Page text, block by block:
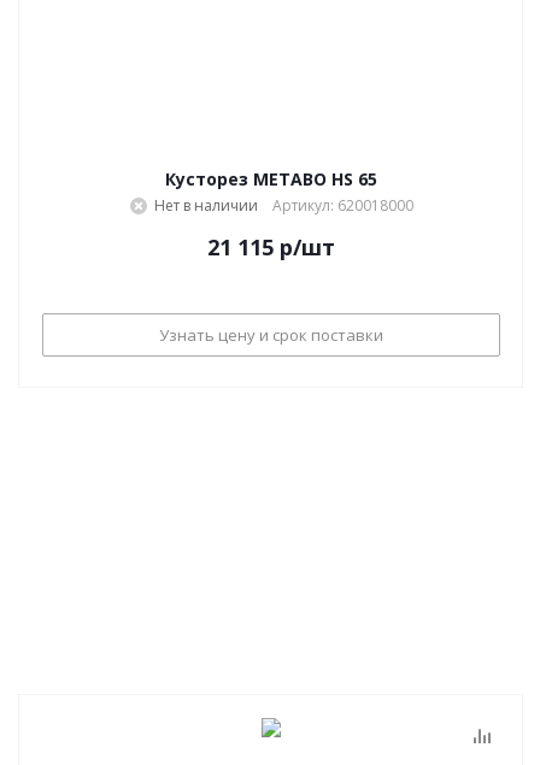
Кусторез METABO HS 65
Нет в наличии Артикул: 620018000
21 115 р/шт
Узнать цену и срок поставки